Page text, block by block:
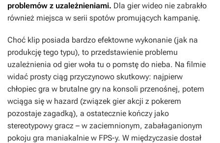
problemów z uzależnieniami. Dla gier wideo nie zabrakło
również miejsca w serii spotów promujących kampanię.
Choć klip posiada bardzo efektowne wykonanie (jak na
produkcję tego typu), to przedstawienie problemu
uzależnienia od gier woła tu o pomstę do nieba. Na filmie
widać prosty ciąg przyczynowo skutkowy: najpierw
chłopiec gra w brutalne gry na konsoli przenośnej, potem
wciąga się w hazard (związek gier akcji z pokerem
pozostaje zagadką), a ostatecznie kończy jako
stereotypowy gracz – w zaciemnionym, zabałaganionym
pokoju gra maniakalnie w FPS-y. W międzyczasie dostał